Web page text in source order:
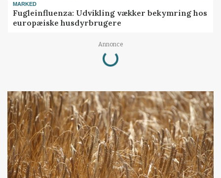
MARKED
Fugleinfluenza: Udvikling vækker bekymring hos
europæiske husdyrbrugere
Annonce
Loading...